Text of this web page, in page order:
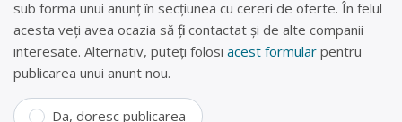
sub forma unui anunț în secțiunea cu cereri de oferte. În felul
acesta veți avea ocazia să fiți contactat și de alte companii
interesate. Alternativ, puteți folosi acest formular pentru
publicarea unui anunt nou.
Da, doresc publicarea